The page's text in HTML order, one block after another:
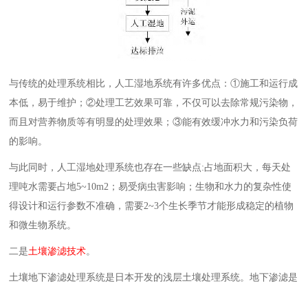
与传统的处理系统相比，人工湿地系统有许多优点：①施工和运行成
本低，易于维护；②处理工艺效果可靠，不仅可以去除常规污染物，
而且对营养物质等有明显的处理效果；③能有效缓冲水力和污染负荷
的影响。
与此同时，人工湿地处理系统也存在一些缺点:占地面积大，每天处
理吨水需要占地5~10m2；易受病虫害影响；生物和水力的复杂性使
得设计和运行参数不准确，需要2~3个生长季节才能形成稳定的植物
和微生物系统。
二是土壤渗滤技术。
土壤地下渗滤处理系统是日本开发的浅层土壤处理系统。地下渗滤是